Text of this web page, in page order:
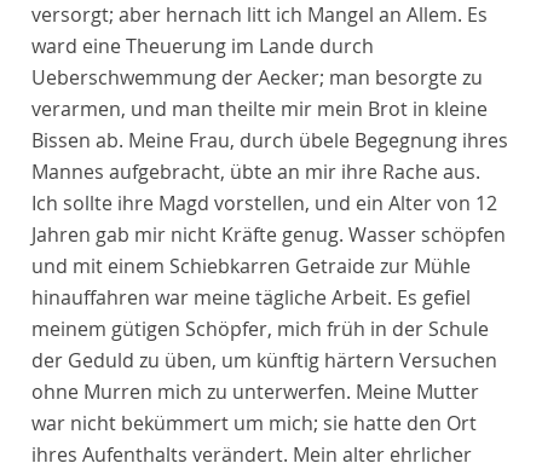
versorgt; aber hernach litt ich Mangel an Allem. Es
ward eine Theuerung im Lande durch
Ueberschwemmung der Aecker; man besorgte zu
verarmen, und man theilte mir mein Brot in kleine
Bissen ab. Meine Frau, durch übele Begegnung ihres
Mannes aufgebracht, übte an mir ihre Rache aus.
Ich sollte ihre Magd vorstellen, und ein Alter von 12
Jahren gab mir nicht Kräfte genug. Wasser schöpfen
und mit einem Schiebkarren Getraide zur Mühle
hinauffahren war meine tägliche Arbeit. Es gefiel
meinem gütigen Schöpfer, mich früh in der Schule
der Geduld zu üben, um künftig härtern Versuchen
ohne Murren mich zu unterwerfen. Meine Mutter
war nicht bekümmert um mich; sie hatte den Ort
ihres Aufenthalts verändert. Mein alter ehrlicher